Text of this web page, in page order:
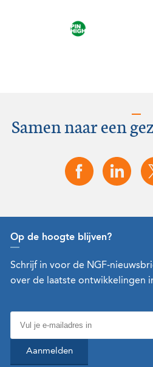
Samen naar een
Op de hoogte blijven?
Schrijf in voor de NGF-
over de laatste ontwikkelingen
Aanmelden